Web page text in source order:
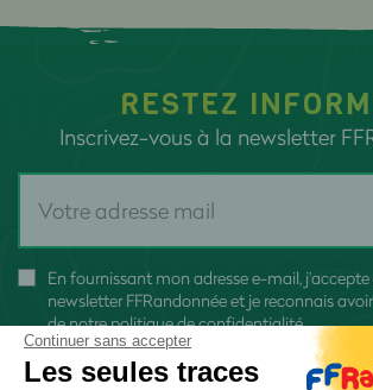
RESTEZ
Inscrivez-vous à la newsletter
En fournissant mon adresse e-mail, j'accepte
newsletter FFRandonnée et je reconnais
denotre politique de confidentialité
Continuer sans accepter
Les seules traces